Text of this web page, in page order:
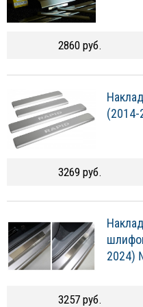
2860 руб.
(2014-
3269 руб.
2024)
3257 руб.